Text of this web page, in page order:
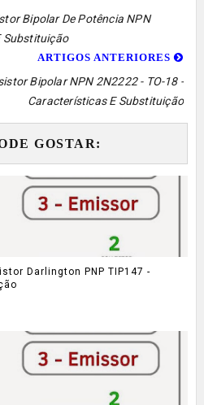
Bipolar De Potência NPN
Substituição
ARTIGOS ANTERIORES
Bipolar NPN 2N2222 - TO-18 -
Características E Substituição
GOSTAR:
Darlington PNP TIP147 -